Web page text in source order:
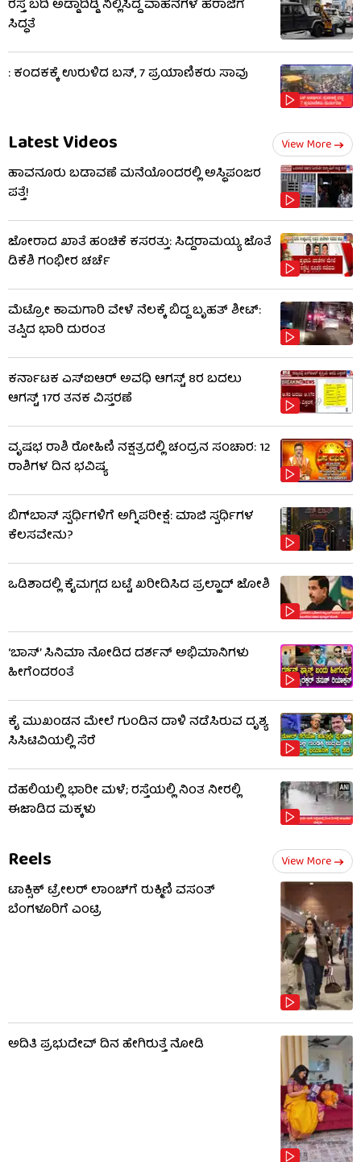
ರಸ್ತೆ ಬದಿ ಅಡ್ಡಾದಿಡ್ಡಿ ನಿಲ್ಲಿಸಿದ್ದ ವಾಹನಗಳ ಹರಾಜಿಗೆ
ಸಿದ್ಧತೆ
: ಕಂದಕಕ್ಕೆ ಉರುಳಿದ ಬಸ್, 7 ಪ್ರಯಾಣಿಕರು ಸಾವು
Latest Videos View More
ಹಾವನೂರು ಬಡಾವಣೆ ಮನೆಯೊಂದರಲ್ಲಿ ಅಸ್ಥಿಪಂಜರ
ಪತ್ತೆ!
ಜೋರಾದ ಖಾತೆ ಹಂಚಿಕೆ ಕಸರತ್ತು: ಸಿದ್ದರಾಮಯ್ಯ ಜೊತೆ
ಡಿಕೆಶಿ ಗಂಭೀರ ಚರ್ಚೆ
ಮೆಟ್ರೋ ಕಾಮಗಾರಿ ವೇಳೆ ನೆಲಕ್ಕೆ ಬಿದ್ದ ಬೃಹತ್ ಶೀಟ್:
ತಪ್ಪಿದ ಭಾರಿ ದುರಂತ
ಕರ್ನಾಟಕ ಎಸ್‌ಐಆರ್ ಅವಧಿ ಆಗಸ್ಟ್ 8ರ ಬದಲು
ಆಗಸ್ಟ್ 17ರ ತನಕ ವಿಸ್ತರಣೆ
ವೃಷಭ ರಾಶಿ ರೋಹಿಣಿ ನಕ್ಷತ್ರದಲ್ಲಿ ಚಂದ್ರನ ಸಂಚಾರ: 12
ರಾಶಿಗಳ ದಿನ ಭವಿಷ್ಯ
ಬಿಗ್​​ಬಾಸ್​ ಸ್ಪರ್ಧಿಗಳಿಗೆ ಅಗ್ನಿಪರೀಕ್ಷೆ: ಮಾಜಿ ​​ಸ್ಪರ್ಧಿಗಳ
ಕೆಲಸವೇನು?
ಒಡಿಶಾದಲ್ಲಿ ಕೈಮಗ್ಗದ ಬಟ್ಟೆ ಖರೀದಿಸಿದ ಪ್ರಲ್ಹಾದ್ ಜೋಶಿ
‘ಬಾಸ್’ ಸಿನಿಮಾ ನೋಡಿದ ದರ್ಶನ್ ಅಭಿಮಾನಿಗಳು
ಹೀಗೆಂದರಂತೆ
ಕೈ ಮುಖಂಡನ ಮೇಲೆ ಗುಂಡಿನ ದಾಳಿ ನಡೆಸಿರುವ ದೃಶ್ಯ
ಸಿಸಿಟಿವಿಯಲ್ಲಿ ಸೆರೆ
ದೆಹಲಿಯಲ್ಲಿ ಭಾರೀ ಮಳೆ; ರಸ್ತೆಯಲ್ಲಿ ನಿಂತ ನೀರಲ್ಲಿ
ಈಜಾಡಿದ ಮಕ್ಕಳು
Reels View More
ಟಾಕ್ಸಿಕ್ ಟ್ರೇಲರ್ ಲಾಂಚ್​​​ಗೆ ರುಕ್ಮಿಣಿ ವಸಂತ್
ಬೆಂಗಳೂರಿಗೆ ಎಂಟ್ರಿ
ಅದಿತಿ ಪ್ರಭುದೇವ್ ದಿನ ಹೇಗಿರುತ್ತೆ ನೋಡಿ